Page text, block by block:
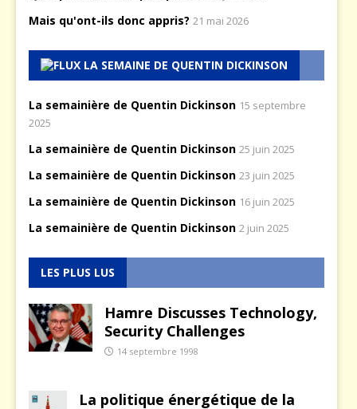
Mais qu'ont-ils donc appris? 21 mai 2026
LA SEMAINE DE QUENTIN DICKINSON
La semainière de Quentin Dickinson 15 septembre
2025
La semainière de Quentin Dickinson 25 juin 2025
La semainière de Quentin Dickinson 23 juin 2025
La semainière de Quentin Dickinson 16 juin 2025
La semainière de Quentin Dickinson 2 juin 2025
LES PLUS LUS
Hamre Discusses Technology,
Security Challenges
14 septembre 1998
La politique énergétique de la